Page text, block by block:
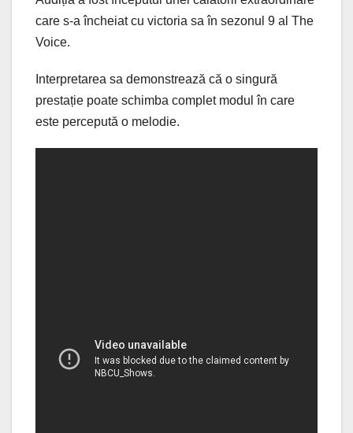
care s-a încheiat cu victoria sa în sezonul 9 al The
Voice.
Interpretarea sa demonstrează că o singură
prestație poate schimba complet modul în care
este percepută o melodie.